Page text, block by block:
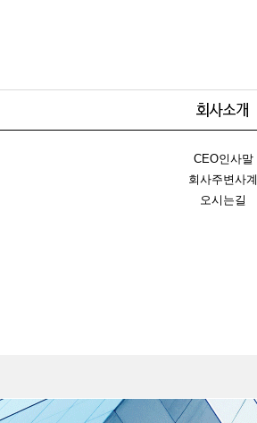
CEO인사말
회사주변사계
오시는길